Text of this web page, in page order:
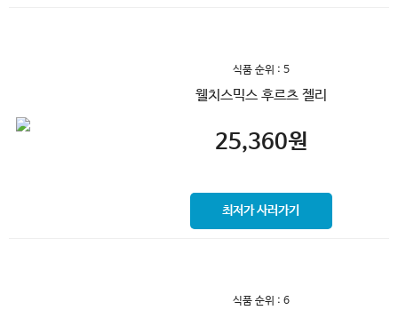
식품 순위 : 5
웰치스믹스 후르츠 젤리
25,360원
최저가 사러가기
식품 순위 : 6